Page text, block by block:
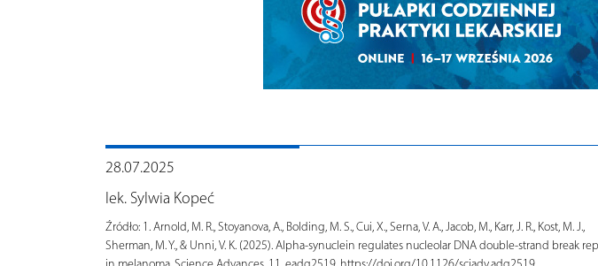
28.07.2025
lek. Sylwia Kopeć
Źródło:1. Arnold, M. R., Stoyanova, A., Bolding, M. S., Cui, X., Serna, V. A., Jacob, M., Karr, J. R., Kost, M. J.,
Sherman, M. Y., & Unni, V. K. (2025). Alpha-synuclein regulates nucleolar DNA double-strand break